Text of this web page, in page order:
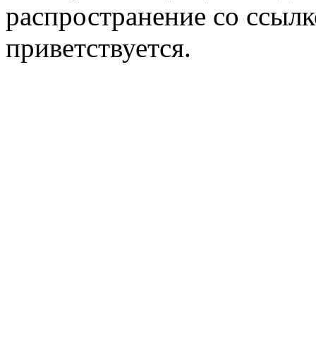
распространение со
приветствуется.